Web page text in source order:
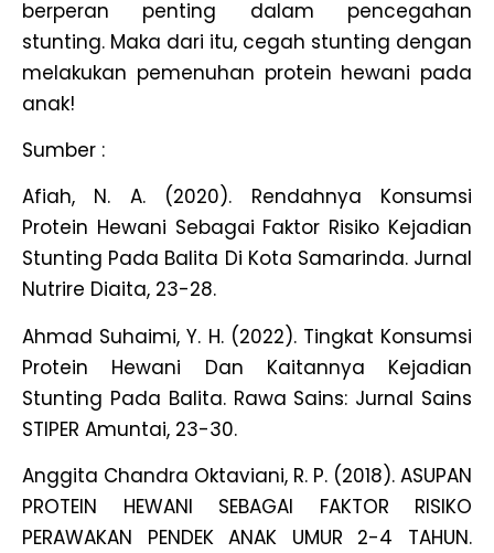
berperan penting dalam pencegahan
stunting. Maka dari itu, cegah stunting dengan
melakukan pemenuhan protein hewani pada
anak!
Sumber :
Afiah, N. A. (2020). Rendahnya Konsumsi
Protein Hewani Sebagai Faktor Risiko Kejadian
Stunting Pada Balita Di Kota Samarinda. Jurnal
Nutrire Diaita, 23-28.
Ahmad Suhaimi, Y. H. (2022). Tingkat Konsumsi
Protein Hewani Dan Kaitannya Kejadian
Stunting Pada Balita. Rawa Sains: Jurnal Sains
STIPER Amuntai, 23-30.
Anggita Chandra Oktaviani, R. P. (2018). ASUPAN
PROTEIN HEWANI SEBAGAI FAKTOR RISIKO
PERAWAKAN PENDEK ANAK UMUR 2-4 TAHUN.